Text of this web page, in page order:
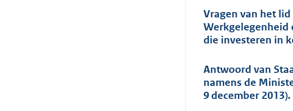
Vragen van het lid
Werkgelegenheid
die investeren in
Antwoord van
namens de
9 december 2013).